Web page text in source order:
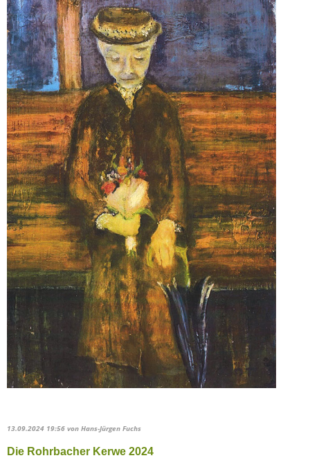
13.09.2024 19:56 von Hans-Jürgen Fuchs
Die Rohrbacher Kerwe 2024